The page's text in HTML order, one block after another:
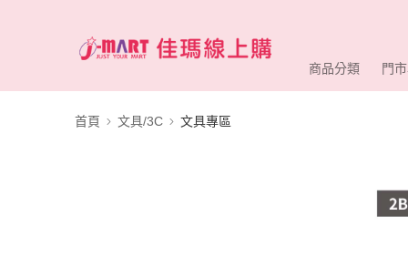
商品分類 門
首頁 文具/3C 文具專區